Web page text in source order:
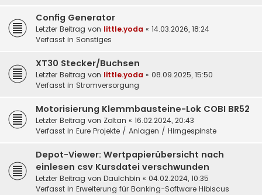
Config Generator
Letzter Beitrag von little.yoda « 14.03.2026, 18:24
Verfasst in Sonstiges
XT30 Stecker/Buchsen
Letzter Beitrag von little.yoda « 08.09.2025, 15:50
Verfasst in Stromversorgung
Motorisierung Klemmbausteine-Lok COBI BR52
Letzter Beitrag von Zoltan « 16.02.2024, 20:43
Verfasst in Eure Projekte / Anlagen / Hirngespinste
Depot-Viewer: Wertpapierübersicht nach
einlesen csv Kursdatei verschwunden
Letzter Beitrag von DauIchbin « 04.02.2024, 10:35
Verfasst in Erweiterung für Banking-Software Hibiscus